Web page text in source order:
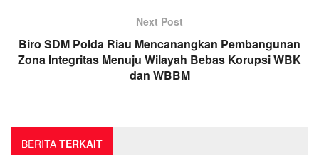
Next Post
Biro SDM Polda Riau Mencanangkan Pembangunan
Zona Integritas Menuju Wilayah Bebas Korupsi WBK
dan WBBM
BERITA TERKAIT